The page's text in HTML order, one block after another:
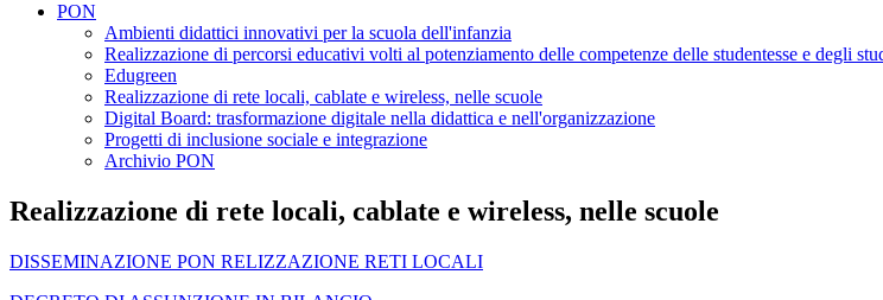
PON
Ambienti didattici innovativi per la scuola dell'infanzia
Realizzazione di percorsi educativi volti al potenziamento delle competenze delle studentesse e degli
Edugreen
Realizzazione di rete locali, cablate e wireless, nelle scuole
Digital Board: trasformazione digitale nella didattica e nell'organizzazione
Progetti di inclusione sociale e integrazione
Archivio PON
Realizzazione di rete locali, cablate e wireless, nelle scuole
DISSEMINAZIONE PON RELIZZAZIONE RETI LOCALI